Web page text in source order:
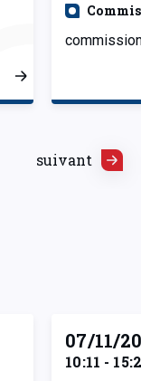
suivant
07/11/
10:11 -